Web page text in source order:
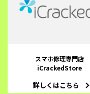
スマホ修理専門店
iCrackedStore
詳しくはこちら